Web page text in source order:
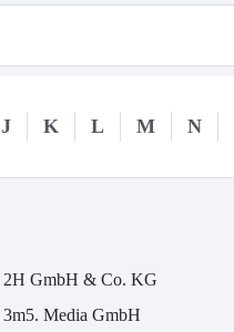
J K L M N
2H GmbH & Co. KG
3m5. Media GmbH